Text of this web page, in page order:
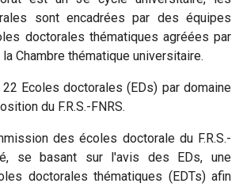
sont encadrées par des équipes
doctorales thématiques agréées par
Chambre thématique universitaire.
Ecoles doctorales (EDs) par domaine
du F.R.S.-FNRS.
des écoles doctorale du F.R.S.-
se basant sur l'avis des EDs, une
doctorales thématiques (EDTs) afin